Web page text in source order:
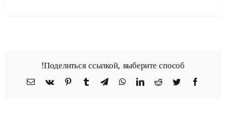
Поделиться ссылкой, выберите способ!
Facebook
Twitter
Reddit
LinkedIn
WhatsApp
Telegram
Tumblr
Pinterest
Vk
כתובת